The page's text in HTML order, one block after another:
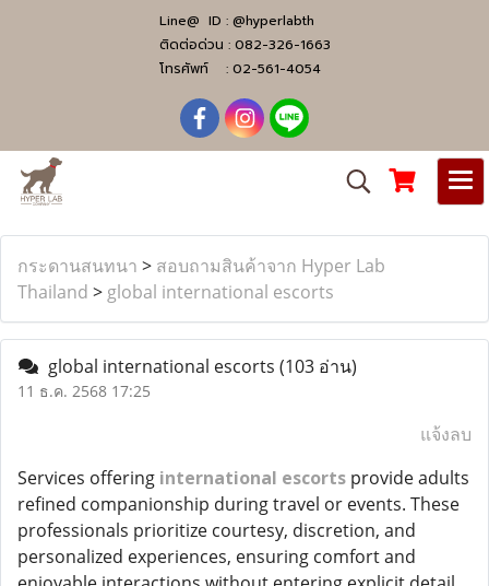
Line@ ID : @hyperlabth
ติดต่อด่วน : 082-326-1663
โทรศัพท์ : 02-561-4054
กระดานสนทนา > สอบถามสินค้าจาก Hyper Lab
Thailand > global international escorts
global international escorts (103 อ่าน)
11 ธ.ค. 2568 17:25
แจ้งลบ
Services offering international escorts provide adults
refined companionship during travel or events. These
professionals prioritize courtesy, discretion, and
personalized experiences, ensuring comfort and